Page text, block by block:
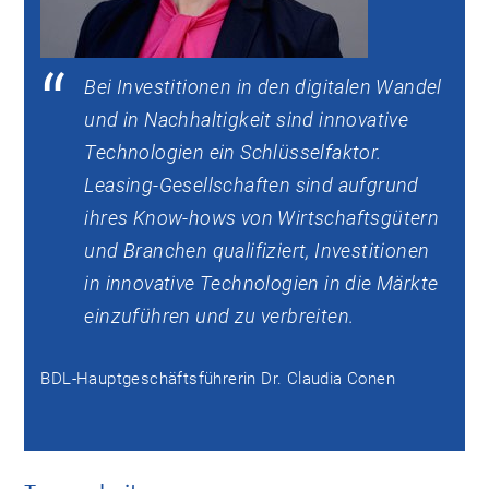
Bei Investitionen in den digitalen Wandel
und in Nachhaltigkeit sind innovative
Technologien ein Schlüsselfaktor.
Leasing-Gesellschaften sind aufgrund
ihres Know-hows von Wirtschaftsgütern
und Branchen qualifiziert, Investitionen
in innovative Technologien in die Märkte
einzuführen und zu verbreiten.
BDL-Hauptgeschäftsführerin Dr. Claudia Conen